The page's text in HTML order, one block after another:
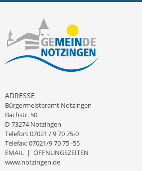
ADRESSE
Bürgermeisteramt Notzingen
Bachstr. 50
D-73274 Notzingen
Telefon: 07021 / 9 70 75-0
Telefax: 07021/9 70 75 -55
EMAIL | ÖFFNUNGSZEITEN
www.notzingen.de